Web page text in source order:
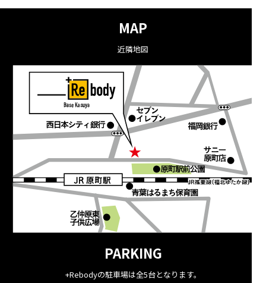
MAP
近隣地図
PARKING
+Rebodyの駐車場は全5台となります。